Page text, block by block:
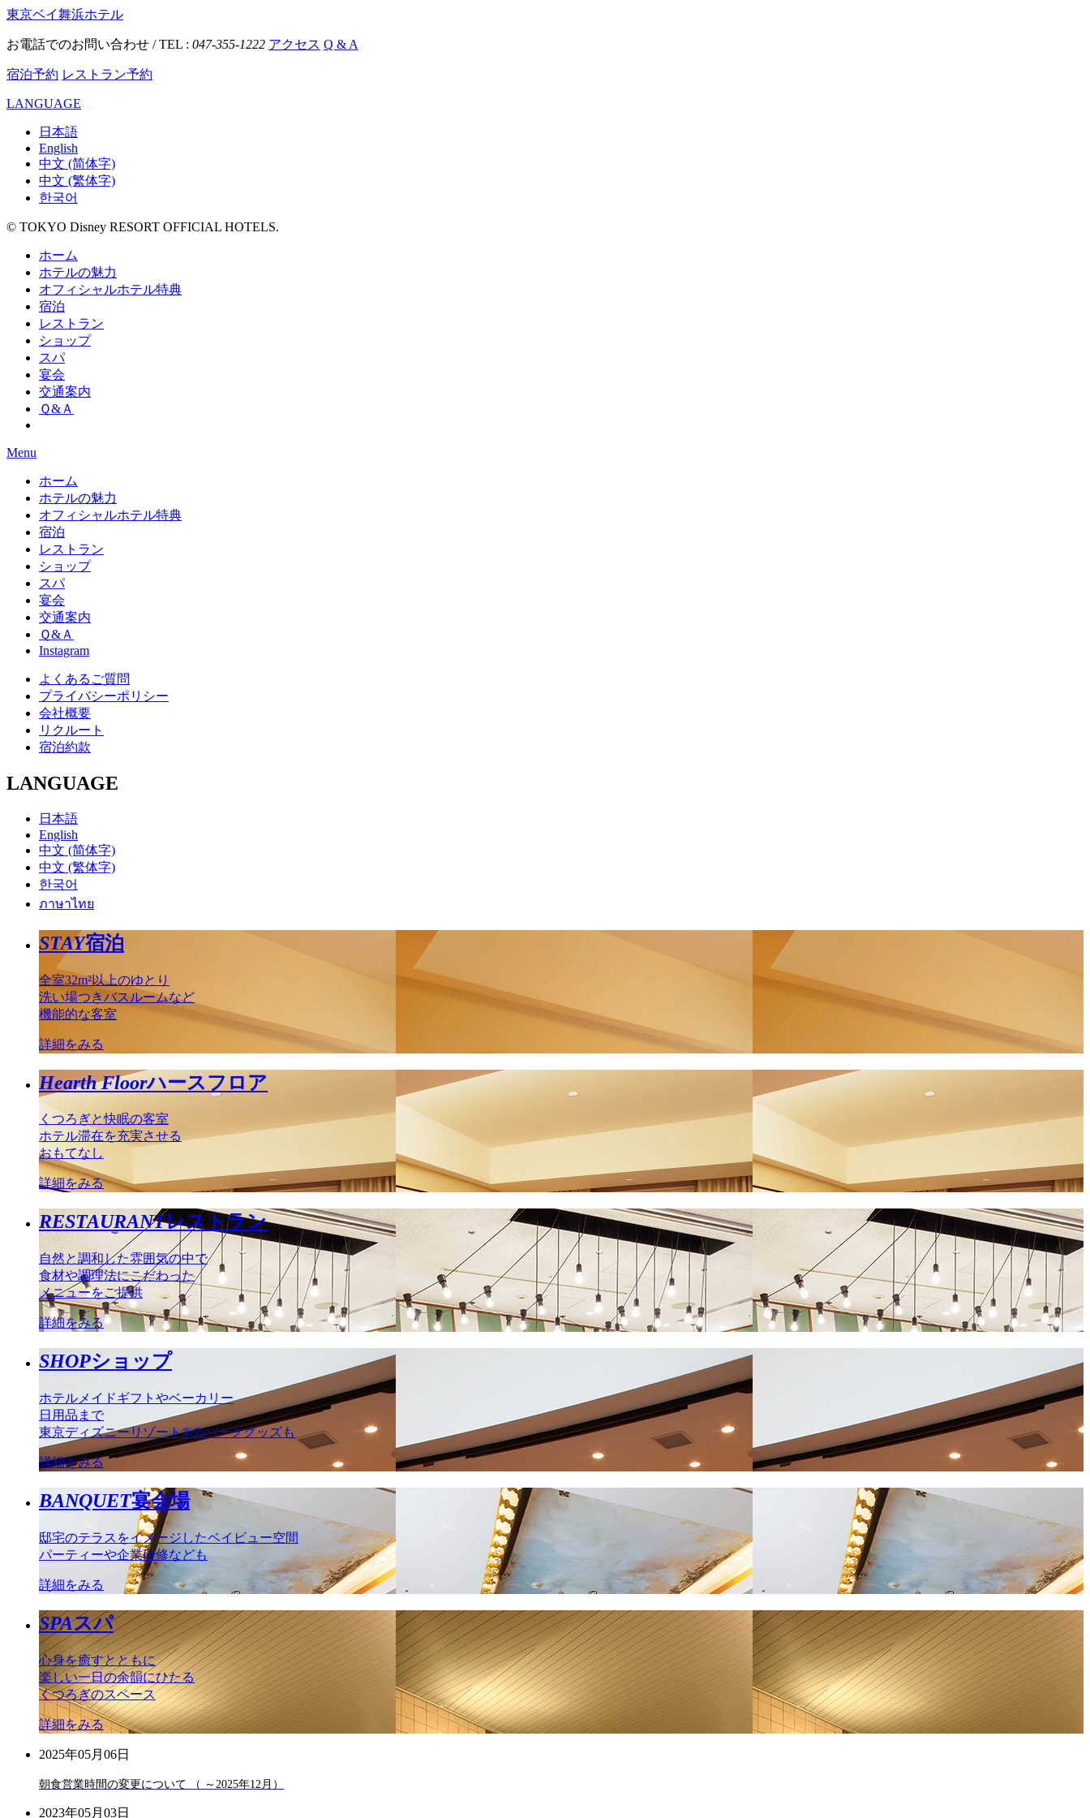
東京ベイ舞浜ホテル
お電話でのお問い合わせ / TEL : 047-355-1222 アクセス Q & A
宿泊予約 レストラン予約
LANGUAGE
日本語
English
中文 (简体字)
中文 (繁体字)
한국어
© TOKYO Disney RESORT OFFICIAL HOTELS.
ホーム
ホテルの魅力
オフィシャルホテル特典
宿泊
レストラン
ショップ
スパ
宴会
交通案内
Ｑ&Ａ
Menu
ホーム
ホテルの魅力
オフィシャルホテル特典
宿泊
レストラン
ショップ
スパ
宴会
交通案内
Ｑ&Ａ
Instagram
よくあるご質問
プライバシーポリシー
会社概要
リクルート
宿泊約款
LANGUAGE
日本語
English
中文 (简体字)
中文 (繁体字)
한국어
ภาษาไทย
STAY宿泊
全室32m²以上のゆとり
洗い場つきバスルームなど
機能的な客室
詳細をみる
Hearth Floorハースフロア
くつろぎと快眠の客室
ホテル滞在を充実させる
おもてなし
詳細をみる
RESTAURANTレストラン
自然と調和した雰囲気の中で
食材や調理法にこだわった
メニューをご提供
詳細をみる
SHOPショップ
ホテルメイドギフトやベーカリー
日用品まで
東京ディズニーリゾート®のパークグッズも
詳細をみる
BANQUET宴会場
邸宅のテラスをイメージしたベイビュー空間
パーティーや企業研修なども
詳細をみる
SPAスパ
心身を癒すとともに
楽しい一日の余韻にひたる
くつろぎのスペース
詳細をみる
2025年05月06日
朝食営業時間の変更について （ ～2025年12月）
2023年05月03日